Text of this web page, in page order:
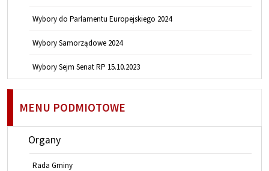
Wybory do Parlamentu Europejskiego 2024
Wybory Samorządowe 2024
Wybory Sejm Senat RP 15.10.2023
MENU PODMIOTOWE
Organy
Rada Gminy